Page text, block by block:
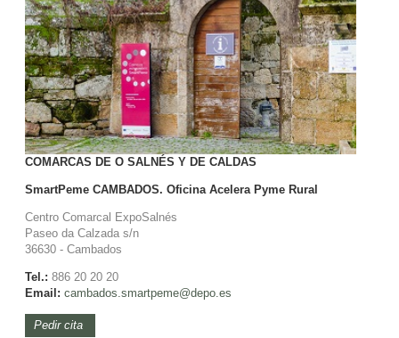
COMARCAS DE O SALNÉS Y DE CALDAS
SmartPeme CAMBADOS. Oficina Acelera Pyme Rural
Centro Comarcal ExpoSalnés
Paseo da Calzada s/n
36630 - Cambados
Tel.: 886 20 20 20
Email: cambados.smartpeme@depo.es
Pedir cita